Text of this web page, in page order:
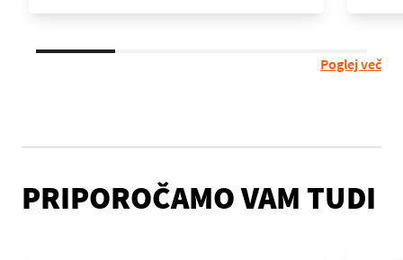
Poglej več
PRIPOROČAMO VAM TUDI